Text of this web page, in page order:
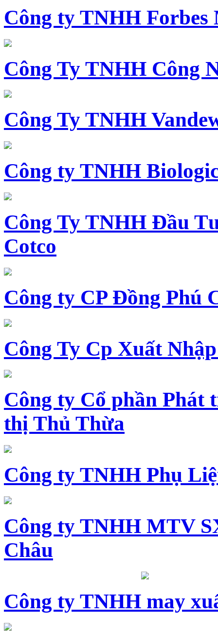
Công ty TNHH
Công Ty TNHH Công
Công Ty TNHH
Công ty TNHH
Công Ty TNHH Đầu
Cotco
Công ty CP Đồng Phú
Công Ty Cp Xuất
Công ty Cổ phần Phát
thị Thủ Thừa
Công ty TNHH Phụ
Công ty TNHH MTV
Châu
Công ty TNHH may